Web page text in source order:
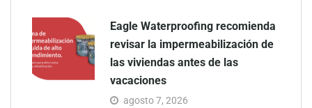
Eagle Waterproofing recomienda
revisar la impermeabilización de
las viviendas antes de las
vacaciones
agosto 7, 2026